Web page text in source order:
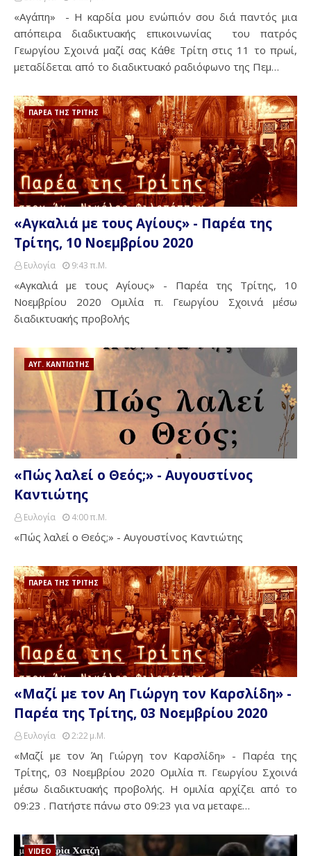
«Αγάπη» - Η καρδία μου ενώπιόν σου διά παντός μια
απόπειρα διαδικτυακής επικοινωνίας του πατρός
Γεωργίου Σχοινά μαζί σας Κάθε Τρίτη στις 11 το πρωί,
μεταδίδεται από το διαδικτυακό ραδιόφωνο της Πεμ…
ΠΑΡΕΑ ΤΗΣ ΤΡΙΤΗΣ
«Αγκαλιά με τους Αγίους» - Παρέα της
Τρίτης, 10 Νοεμβρίου 2020
Ευλογία 9:43 Π.μ.
«Αγκαλιά με τους Αγίους» - Παρέα της Τρίτης, 10
Νοεμβρίου 2020 Ομιλία π. Γεωργίου Σχοινά μέσω
διαδικτυακής προβολής
ΑΥΓ. ΚΑΝΤΙΩΤΗΣ
«Πώς λαλεί ο Θεός;» - Αυγουστίνος
Καντιώτης
Ευλογία 4:00 Π.μ.
«Πώς λαλεί ο Θεός;» - Αυγουστίνος Καντιώτης
ΠΑΡΕΑ ΤΗΣ ΤΡΙΤΗΣ
«Μαζί με τον Αη Γιώργη τον Καρσλίδη» -
Παρέα της Τρίτης, 03 Νοεμβρίου 2020
Ευλογία 2:22 Μ.μ.
«Μαζί με τον Άη Γιώργη τον Καρσλίδη» - Παρέα της
Τρίτης, 03 Νοεμβρίου 2020 Ομιλία π. Γεωργίου Σχοινά
μέσω διαδικτυακής προβολής. Η ομιλία αρχίζει από το
09:23 . Πατήστε πάνω στο 09:23 για να μεταφε…
VIDEO